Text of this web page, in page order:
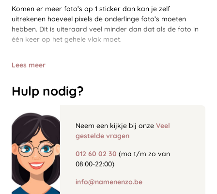
Komen er meer foto’s op 1 sticker dan kan je zelf
uitrekenen hoeveel pixels de onderlinge foto’s moeten
hebben. Dit is uiteraard veel minder dan dat als de foto in
één keer op het gehele vlak moet.
Lees meer
Hulp nodig?
Neem een kijkje bij onze Veel
gestelde vragen
012 60 02 30 (ma t/m zo van
08:00-22:00)
info@namenenzo.be